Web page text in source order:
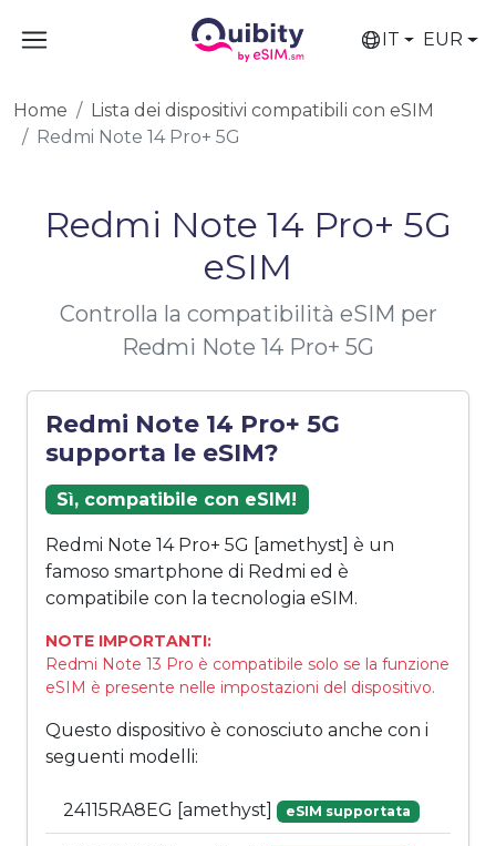
IT EUR
Home
Lista dei dispositivi compatibili con eSIM
Redmi Note 14 Pro+ 5G
Redmi Note 14 Pro+ 5G
eSIM
Controlla la compatibilità eSIM per
Redmi Note 14 Pro+ 5G
Redmi Note 14 Pro+ 5G
supporta le eSIM?
Sì, compatibile con eSIM!
Redmi Note 14 Pro+ 5G [amethyst] è un
famoso smartphone di Redmi ed è
compatibile con la tecnologia eSIM.
NOTE IMPORTANTI:
Redmi Note 13 Pro è compatibile solo se la funzione
eSIM è presente nelle impostazioni del dispositivo.
Questo dispositivo è conosciuto anche con i
seguenti modelli:
24115RA8EG [amethyst] eSIM supportata